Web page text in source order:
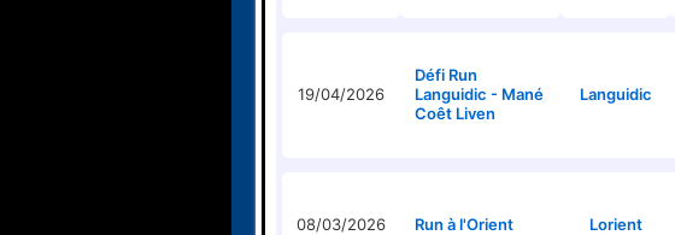
19/04/2026
Défi Run
Languidic - Mané
Coêt Liven
Languidic
08/03/2026 Run à l'Orient Lorient